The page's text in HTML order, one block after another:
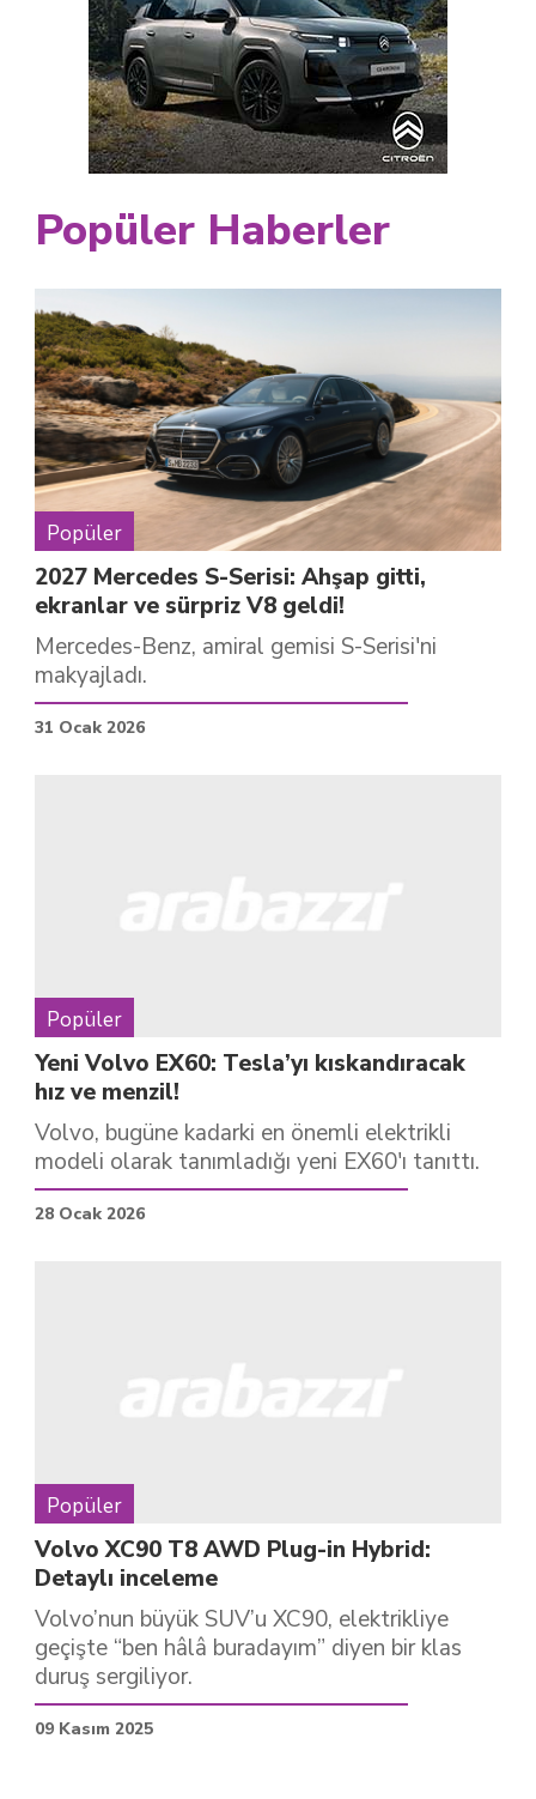
Popüler Haberler
Popüler
2027 Mercedes S-Serisi: Ahşap gitti,
ekranlar ve sürpriz V8 geldi!
Mercedes-Benz, amiral gemisi S-Serisi'ni
makyajladı.
31 Ocak 2026
Popüler
Yeni Volvo EX60: Tesla’yı kıskandıracak
hız ve menzil!
Volvo, bugüne kadarki en önemli elektrikli
modeli olarak tanımladığı yeni EX60'ı tanıttı.
28 Ocak 2026
Popüler
Volvo XC90 T8 AWD Plug-in Hybrid:
Detaylı inceleme
Volvo’nun büyük SUV’u XC90, elektrikliye
geçişte “ben hâlâ buradayım” diyen bir klas
duruş sergiliyor.
09 Kasım 2025